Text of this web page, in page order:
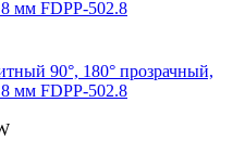
90°, 180° прозрачный,
мм FDPP-502.8